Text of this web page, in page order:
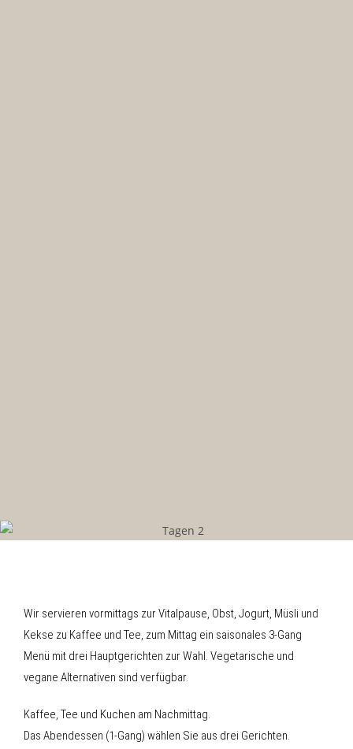
Wir servieren vormittags zur Vitalpause, Obst, Jogurt, Müsli und
Kekse zu Kaffee und Tee, zum Mittag ein saisonales 3-Gang
Menü mit drei Hauptgerichten zur Wahl. Vegetarische und
vegane Alternativen sind verfügbar.
Kaffee, Tee und Kuchen am Nachmittag.
Das Abendessen (1-Gang) wählen Sie aus drei Gerichten.